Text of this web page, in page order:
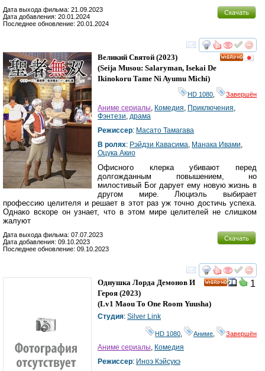
Скачать
Дата выхода фильма: 21.09.2023
Дата добавления: 20.01.2024
Последнее обновление: 20.01.2024
смотреть
Великий Святой (2023)
(Seija Musou: Salaryman, Isekai De
Ikinokoru Tame Ni Ayumu Michi)
HD 1080 Завершён
Аниме сериалы Комедия Приключения
Фэнтези драма
Режиссер: Масато Тамагава
В ролях: Рэйдзи Кавасима Манака Ивами
Оцука Акио
Офисного клерка убивают перед
долгожданным повышением, но
милостивый Бог дарует ему новую жизнь в
другом мире. Люциэль выбирает
профессию целителя и решает в этот раз уж точно достичь успеха.
Однако вскоре он узнает, что в этом мире целителей не слишком
жалуют
Скачать
Дата выхода фильма: 07.07.2023
Дата добавления: 09.10.2023
Последнее обновление: 09.10.2023
смотреть
1
Однушка Лорда Демонов И
Героя (2023)
(Lv1 Maou To One Room Yuusha)
Студия: Silver Link
HD 1080 Аниме Завершён
Аниме сериалы, Комедия
Режиссер: Иноэ Кэйсукэ